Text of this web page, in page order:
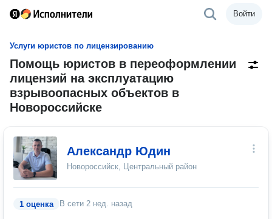
Войти
Услуги юристов по лицензированию
Помощь юристов в переоформлении
лицензий на эксплуатацию
взрывоопасных объектов в
Новороссийске
Александр Юдин
Новороссийск, Центральный район
1 оценка В сети 2 нед. назад